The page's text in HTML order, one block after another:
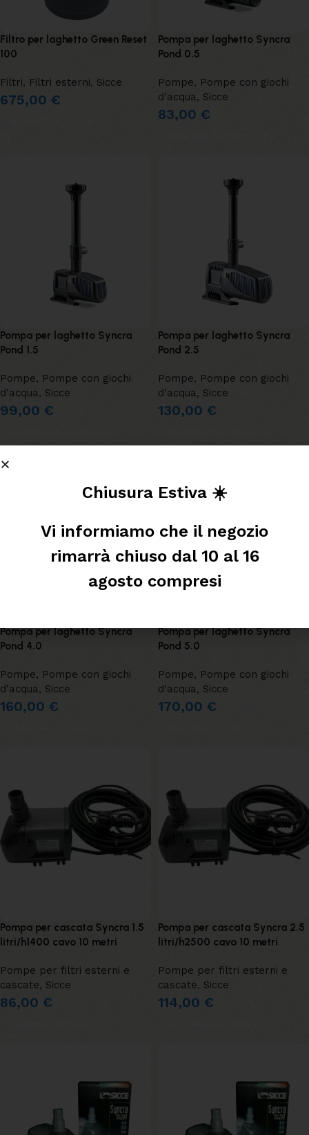
Filtro per laghetto Green Reset
100
Filtri, Filtri esterni, Sicce
675,00 €
Pompa per laghetto Syncra
Pond 0.5
Pompe, Pompe con giochi
d'acqua, Sicce
83,00 €
Pompa per laghetto Syncra
Pond 1.5
Pompe, Pompe con giochi
d'acqua, Sicce
99,00 €
Pompa per laghetto Syncra
Pond 2.5
Pompe, Pompe con giochi
d'acqua, Sicce
130,00 €
Pompa per laghetto Syncra
Pond 4.0
Pompe, Pompe con giochi
d'acqua, Sicce
160,00 €
Pompa per laghetto Syncra
Pond 5.0
Pompe, Pompe con giochi
d'acqua, Sicce
170,00 €
Pompa per cascata Syncra 1.5
litri/h1400 cavo 10 metri
Pompe per filtri esterni e
cascate, Sicce
86,00 €
Pompa per cascata Syncra 2.5
litri/h2500 cavo 10 metri
Pompe per filtri esterni e
cascate, Sicce
114,00 €
Chiusura Estiva ☀️
Vi informiamo che il negozio
rimarrà chiuso dal 10 al 16
agosto compresi